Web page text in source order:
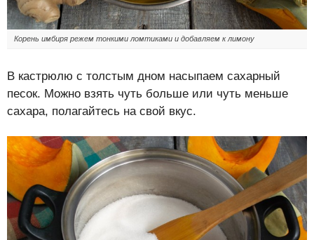
Корень имбиря режем тонкими ломтиками и добавляем к лимону
В кастрюлю с толстым дном насыпаем сахарный
песок. Можно взять чуть больше или чуть меньше
сахара, полагайтесь на свой вкус.